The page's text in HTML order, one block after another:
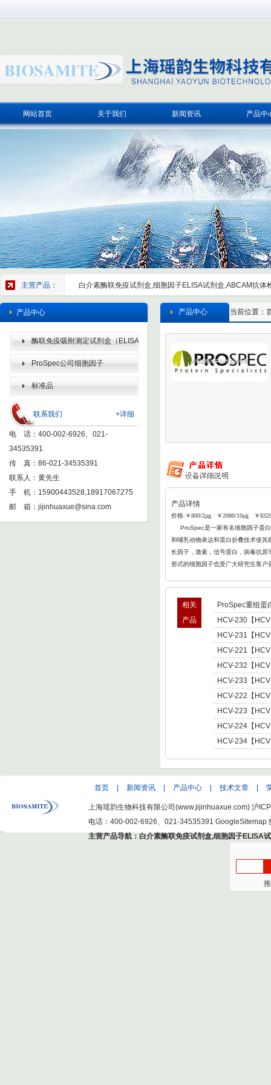
网站首页 关于我们 新闻资讯 产品中
主营产品： 白介素酶联免疫试剂盒,细胞因子ELISA试剂盒,ABCAM抗体
产品中心
酶联免疫吸附测定试剂盒（ELISA
KIT） ProSpec公司细胞因子
标准品
+详细
联系我们
电 话：400-002-6926、021-
34535391
传 真：86-021-34535391
联系人：黄先生
手 机：15900443528,18917067275
邮 箱： jijinhuaxue@sina.com
当前位置：
产品中心
产品详情
价格:￥800/2μg ￥2080/10μg ￥
ProSpec是一家有名细胞因子蛋
和哺乳动物表达和蛋白折叠技术使其
长因子，激素，信号蛋白，病毒抗
形式的细胞因子也受广大研究生客户
相关
产品
ProSpec重组蛋
HCV-230【
型肝炎病毒
Hepatitis C
HCV-231【
型肝炎病毒
Hepatitis C
HCV-221【
肝炎病毒NS5,
C Virus NS5
HCV-232【
型肝炎病毒
Hepatitis C
HCV-233【
型肝炎病毒
Hepatitis C
HCV-222【
肝炎病毒NS5,
C Virus NS5
HCV-223【
肝炎病毒NS5,
C Virus NS5
HCV-224【
肝炎病毒NS5,
HCV-234【
Hepatitis C Virus
首页 新闻资讯 产品中心 技术文章
上海瑶韵生物科技有限公司(www.jijinhuaxue.com) 沪
电话：400-002-6926、021-34535391 GoogleSitemap
主营产品导航： 白介素酶联免疫试剂盒,细胞因子ELISA